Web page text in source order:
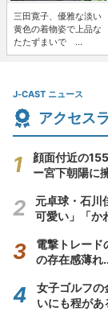
三田寛子、優雅な淡い
黄色の着物姿で上品な
たたずまいで ...
J-CAST ニュース
アクセス
顔面付近の
ー宮下朝陽に
元卓球・石
可愛い」「か
電撃トレード
の存在感薄れ
女子ゴルフの
いにも程が